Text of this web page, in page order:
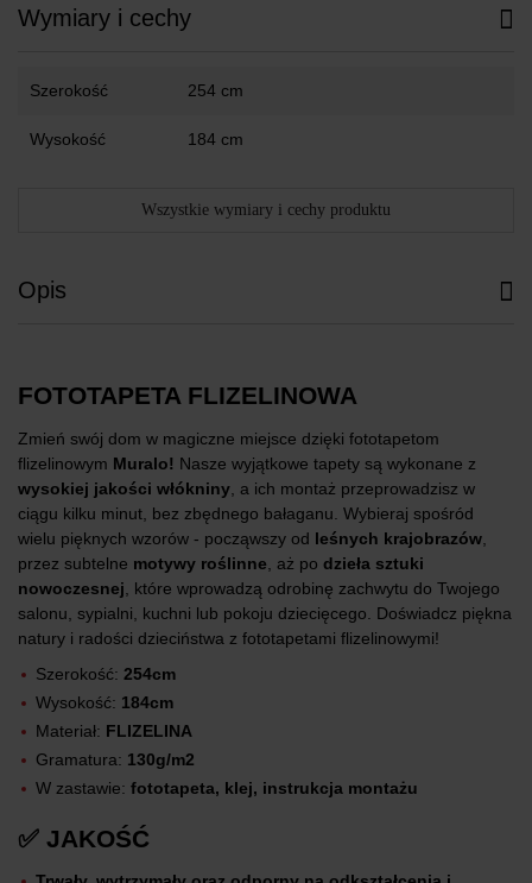
Wymiary i cechy
Szerokość 254 cm
Wysokość 184 cm
Wszystkie wymiary i cechy produktu
Opis
FOTOTAPETA FLIZELINOWA
Zmień swój dom w magiczne miejsce dzięki fototapetom
flizelinowym Muralo! Nasze wyjątkowe tapety są wykonane z
wysokiej jakości włókniny, a ich montaż przeprowadzisz w
ciągu kilku minut, bez zbędnego bałaganu. Wybieraj spośród
wielu pięknych wzorów - począwszy od leśnych krajobrazów,
przez subtelne motywy roślinne, aż po dzieła sztuki
nowoczesnej, które wprowadzą odrobinę zachwytu do Twojego
salonu, sypialni, kuchni lub pokoju dziecięcego. Doświadcz piękna
natury i radości dzieciństwa z fototapetami flizelinowymi!
Szerokość: 254cm
Wysokość: 184cm
Materiał: FLIZELINA
Gramatura: 130g/m2
W zastawie: fototapeta, klej, instrukcja montażu
✅ JAKOŚĆ